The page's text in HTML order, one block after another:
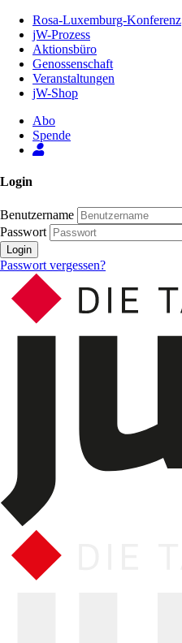
Inhalt
Seite
Rosa-Luxemburg-Konferenz
jW-Prozess
Aktionsbüro
Genossenschaft
Veranstaltungen
jW-Shop
Abo
Spende
Login
Benutzername
Passwort
Login
Passwort vergessen?